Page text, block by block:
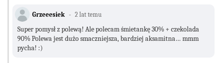
Grzeeesiek 2 lat temu
Super pomysł z polewą! Ale polecam śmietankę 30% + czekolada
90% Polewa jest dużo smaczniejsza, bardziej aksamitna… mmm
pycha! :)